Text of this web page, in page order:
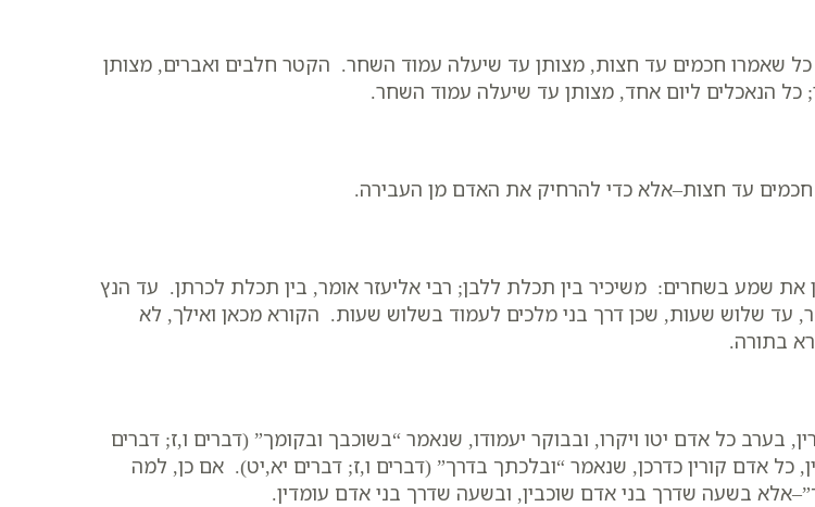
כל שאמרו חכמים עד חצות, מצותן עד שיעלה עמוד השחר. הקטר חלבים ואברים, מצותן
הנאכלים ליום אחד, מצותן עד שיעלה עמוד השחר.
עד חצות–אלא כדי להרחיק את האדם מן העבירה.
את שמע בשחרים: משיכיר בין תכלת ללבן; רבי אליעזר אומר, בין תכלת לכרתן. עד הנץ
עד שלוש שעות, שכן דרך בני מלכים לעמוד בשלוש שעות. הקורא מכאן ואילך, לא
בתורה.
בערב כל אדם יטו ויקרו, ובבוקר יעמודו, שנאמר “בשוכבך ובקומך” (דברים ו,ז; דברים
כל אדם קורין כדרכן, שנאמר “ובלכתך בדרך” (דברים ו,ז; דברים יא,יט). אם כן, למה
בשעה שדרך בני אדם שוכבין, ובשעה שדרך בני אדם עומדין.